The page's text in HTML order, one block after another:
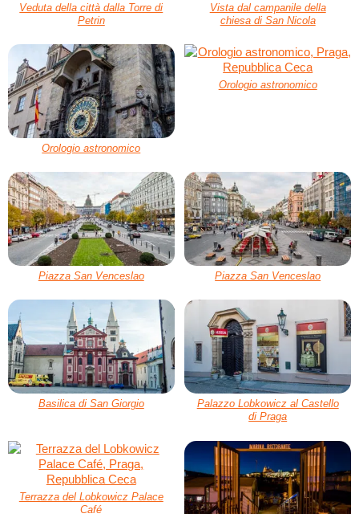
Veduta della città dalla Torre di
Petrin
Vista dal campanile della
chiesa di San Nicola
Orologio astronomico
Orologio astronomico
Piazza San Venceslao Piazza San Venceslao
Basilica di San Giorgio
Palazzo Lobkowicz al Castello
di Praga
Terrazza del Lobkowicz Palace
Café